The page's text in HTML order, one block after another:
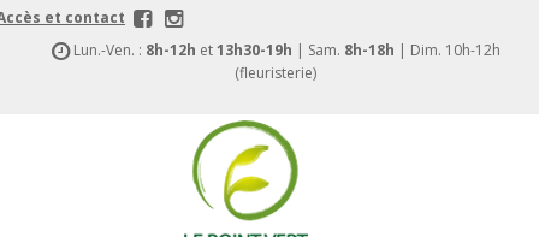
et contact
Lun.-Ven. : 8h-12h et13h30-19h | Sam. 8h-18h | Dim. 10h-12h
(fleuristerie)